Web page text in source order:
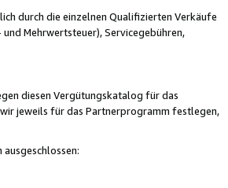
durch die einzelnen Qualifizierten Verkäufe
Mehrwertsteuer), Servicegebühren,
diesen Vergütungskatalog für das
jeweils für das Partnerprogramm festlegen,